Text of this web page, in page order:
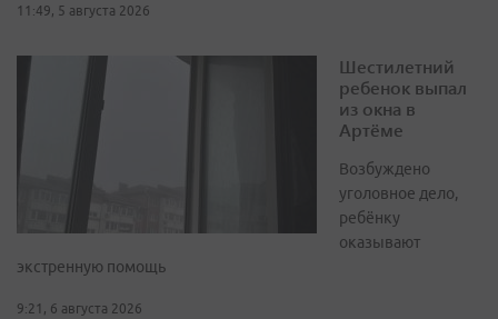
11:49, 5 августа 2026
Шестилетний
ребенок выпал
из окна в
Артёме
Возбуждено
уголовное дело,
ребёнку
оказывают
экстренную помощь
9:21, 6 августа 2026